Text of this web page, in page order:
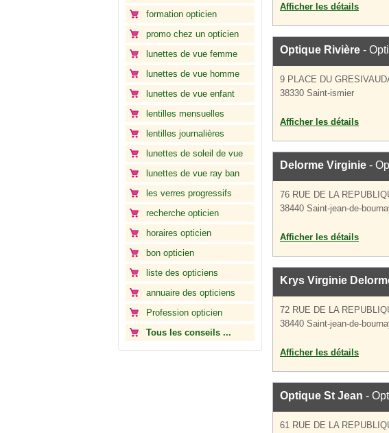
formation opticien
promo chez un opticien
lunettes de vue femme
lunettes de vue homme
lunettes de vue enfant
lentilles mensuelles
lentilles journalières
lunettes de soleil de vue
lunettes de vue ray ban
les verres progressifs
recherche opticien
horaires opticien
bon opticien
liste des opticiens
annuaire des opticiens
Profession opticien
Tous les conseils ...
Afficher les détails
Optique Rivière -
9 PLACE DU
38330 Saint-ismier
Afficher les détails
Delorme Virginie -
76 RUE DE LA
38440 Saint-jean-de-
Afficher les détails
Krys Virginie
72 RUE DE LA
38440 Saint-jean-de-
Afficher les détails
Optique St Jean -
61 RUE DE LA